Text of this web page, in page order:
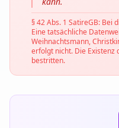
§ 42 Abs. 1 SatireGB: Bei
Eine tatsächliche
Weihnachtsmann,
erfolgt nicht. Die Existenz
bestritten.